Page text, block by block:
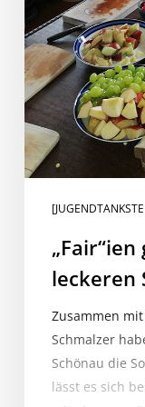
leckeren
Zusammen
Schmalzer
Schönau die
lässt es sich